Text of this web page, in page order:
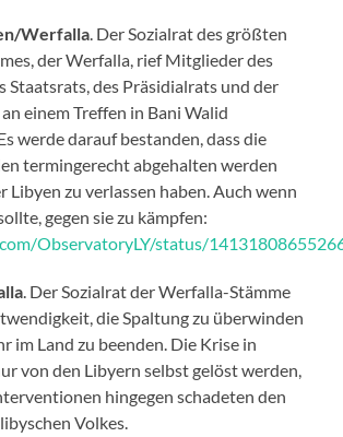
Werfalla. Der Sozialrat des größten
der Werfalla, rief Mitglieder des
Staatsrats, des Präsidialrats und der
einem Treffen in Bani Walid
werde darauf bestanden, dass die
termingerecht abgehalten werden
Libyen zu verlassen haben. Auch wenn
gegen sie zu kämpfen:
ObservatoryLY/status/
. Der Sozialrat der Werfalla-Stämme
die Spaltung zu überwinden
im Land zu beenden. Die Krise in
von den Libyern selbst gelöst werden,
hingegen schadeten den
Volkes.